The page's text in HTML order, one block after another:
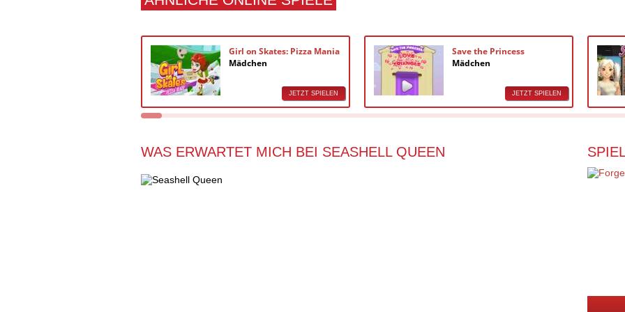
Girl on Skates: Pizza Mania
Mädchen
JETZT SPIELEN
Save the Princess
Mädchen
JETZT SPIELEN
WAS ERWARTET MICH BEI SEASHELL QUEEN